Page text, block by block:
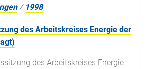
/ 1998
des Arbeitskreises Energie der
des Arbeitskreises Energie